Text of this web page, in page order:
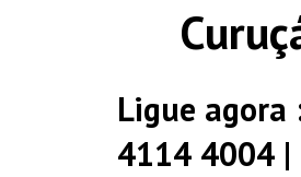
Ligue agora
4114 4004 |